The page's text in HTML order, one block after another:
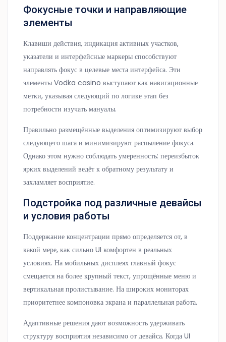
Фокусные точки и направляющие
элементы
Клавиши действия, индикация активных участков,
указатели и интерфейсные маркеры способствуют
направлять фокус в целевые места интерфейса. Эти
элементы Vodka casino выступают как навигационные
метки, указывая следующий по логике этап без
потребности изучать мануалы.
Правильно размещённые выделения оптимизируют выбор
следующего шага и минимизируют распыление фокуса.
Однако этом нужно соблюдать умеренность: переизбыток
ярких выделений ведёт к обратному результату и
захламляет восприятие.
Подстройка под различные девайсы
и условия работы
Поддержание концентрации прямо определяется от, в
какой мере, как сильно UI комфортен в реальных
условиях. На мобильных дисплеях главный фокус
смещается на более крупный текст, упрощённые меню и
вертикальная пролистывание. На широких мониторах
приоритетнее компоновка экрана и параллельная работа.
Адаптивные решения дают возможность удерживать
структуру восприятия независимо от девайса. Когда UI